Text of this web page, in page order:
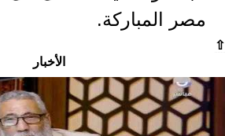
مصر المباركة.
⇧
الأخبار